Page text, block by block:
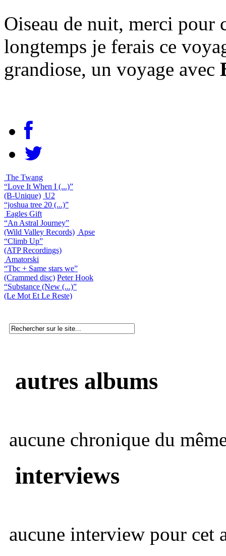
Oiseau de nuit, merci pour
longtemps je ferais ce
grandiose, un voyage avec
The Twang
“Love It When I (...)”
(B-Unique) U2
“joshua tree 20 (...)”
Eagles Gift
“An Astral Journey”
(Wild Valley Records) Apse
“Climb Up”
(ATP Recordings)
Amatorski
“Tbc + Same stars we”
(Crammed disc) Peter Hook
“Substance (New (...)”
(Le Mot Et Le Reste)
autres albums
aucune chronique du
interviews
aucune interview pour cet